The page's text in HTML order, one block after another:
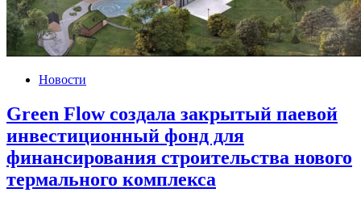
Новости
Green Flow создала закрытый паевой
инвестиционный фонд для
финансирования строительства нового
термального комплекса